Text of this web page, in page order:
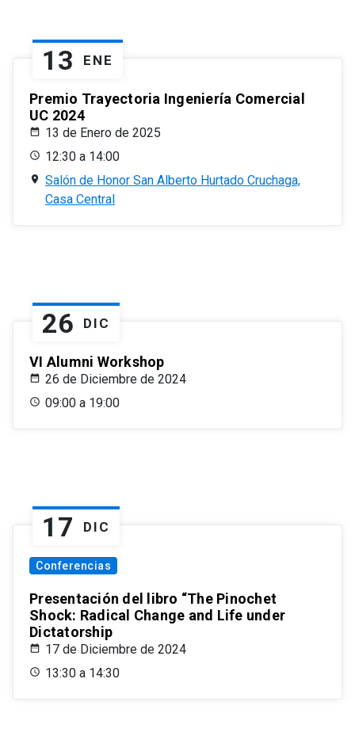
13 ENE
Premio Trayectoria Ingeniería Comercial
UC 2024
13 de Enero de 2025
12:30 a 14:00
Salón de Honor San Alberto Hurtado Cruchaga,
Casa Central
26 DIC
VI Alumni Workshop
26 de Diciembre de 2024
09:00 a 19:00
17 DIC
Conferencias
Presentación del libro “The Pinochet
Shock: Radical Change and Life under
Dictatorship
17 de Diciembre de 2024
13:30 a 14:30